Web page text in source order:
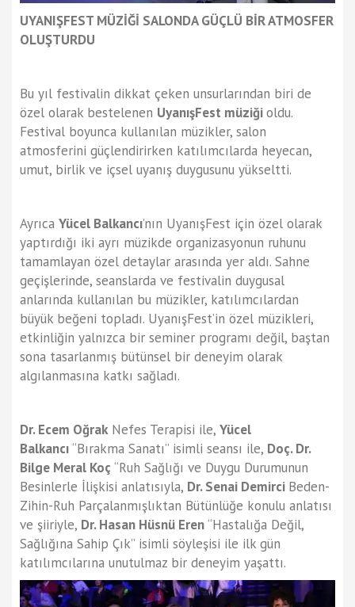
UYANIŞFEST MÜZİĞİ SALONDA GÜÇLÜ BİR ATMOSFER
OLUŞTURDU
Bu yıl festivalin dikkat çeken unsurlarından biri de
özel olarak bestelenen UyanışFest müziğioldu.
Festival boyunca kullanılan müzikler, salon
atmosferini güçlendirirken katılımcılarda heyecan,
umut, birlik ve içsel uyanış duygusunu yükseltti.
Ayrıca Yücel Balkancı’nın UyanışFest için özel olarak
yaptırdığı iki ayrı müzikde organizasyonun ruhunu
tamamlayan özel detaylar arasında yer aldı. Sahne
geçişlerinde, seanslarda ve festivalin duygusal
anlarında kullanılan bu müzikler, katılımcılardan
büyük beğeni topladı. UyanışFest’in özel müzikleri,
etkinliğin yalnızca bir seminer programı değil, baştan
sona tasarlanmış bütünsel bir deneyim olarak
algılanmasına katkı sağladı.
Dr. Ecem OğrakNefes Terapisi ile, Yücel
Balkancı“Bırakma Sanatı” isimli seansı ile, Doç. Dr.
Bilge Meral Koç “Ruh Sağlığı ve Duygu Durumunun
Besinlerle İlişkisi anlatısıyla, Dr. Senai Demirci Beden-
Zihin-Ruh Parçalanmışlıktan Bütünlüğe konulu anlatısı
ve şiiriyle, Dr. Hasan Hüsnü Eren“Hastalığa Değil,
Sağlığına Sahip Çık” isimli söyleşisi ile ilk gün
katılımcılarına unutulmaz bir deneyim yaşattı.